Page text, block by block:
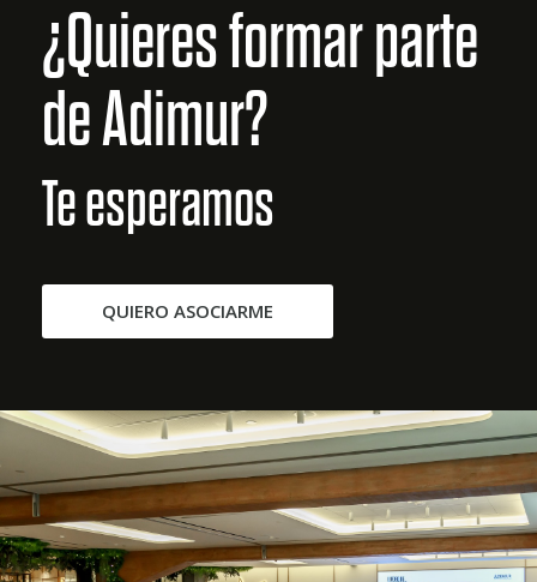
¿Quieres formar parte
de Adimur?
Te esperamos
QUIERO ASOCIARME